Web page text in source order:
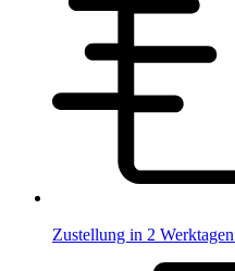
Zustellung in 2